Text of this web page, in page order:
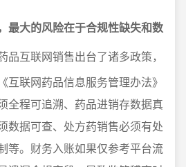
最大的风险在于合规性缺失和数
品互联网销售出台了诸多政策，
互联网药品信息服务管理办法》
全程可追溯、药品进销存数据真
数据可查、处方药销售必须有处
等。财务入账如果仅参考平台流